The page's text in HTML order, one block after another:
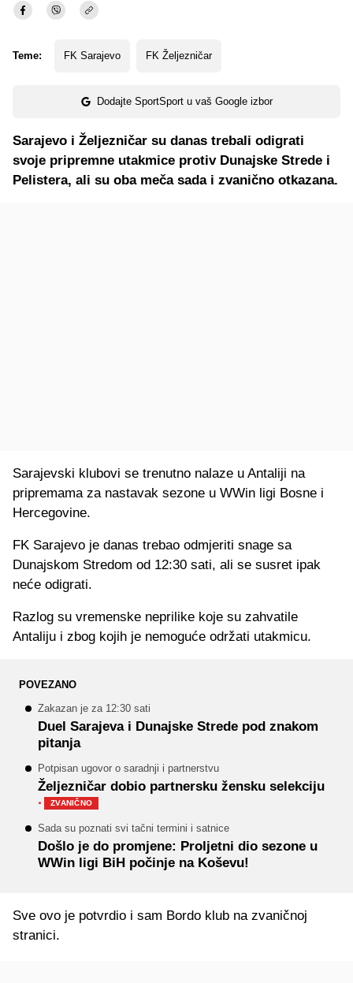
Teme: FK Sarajevo FK Željezničar
Dodajte SportSport u vaš Google izbor
Sarajevo i Željezničar su danas trebali odigrati
svoje pripremne utakmice protiv Dunajske Strede i
Pelistera, ali su oba meča sada i zvanično otkazana.
Sarajevski klubovi se trenutno nalaze u Antaliji na
pripremama za nastavak sezone u WWin ligi Bosne i
Hercegovine.
FK Sarajevo je danas trebao odmjeriti snage sa
Dunajskom Stredom od 12:30 sati, ali se susret ipak
neće odigrati.
Razlog su vremenske neprilike koje su zahvatile
Antaliju i zbog kojih je nemoguće održati utakmicu.
POVEZANO
Zakazan je za 12:30 sati
Duel Sarajeva i Dunajske Strede pod znakom
pitanja
Potpisan ugovor o saradnji i partnerstvu
Željezničar dobio partnersku žensku selekciju
· ZVANIČNO
Sada su poznati svi tačni termini i satnice
Došlo je do promjene: Proljetni dio sezone u
WWin ligi BiH počinje na Koševu!
Sve ovo je potvrdio i sam Bordo klub na zvaničnoj
stranici.